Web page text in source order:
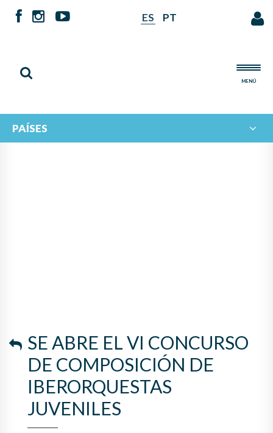
ES PT
MENÚ
PAÍSES
SE ABRE EL VI CONCURSO
DE COMPOSICIÓN DE
IBERORQUESTAS
JUVENILES